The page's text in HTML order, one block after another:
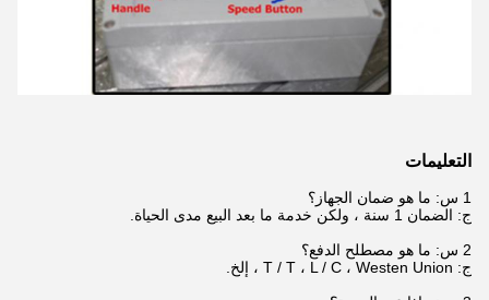
التعليمات
1 س: ما هو ضمان الجهاز؟
ج: الضمان 1 سنة ، ولكن خدمة ما بعد البيع مدى الحياة.
2 س: ما هو مصطلح الدفع؟
ج: T / T ، L / C ، Westen Union ، إلخ.